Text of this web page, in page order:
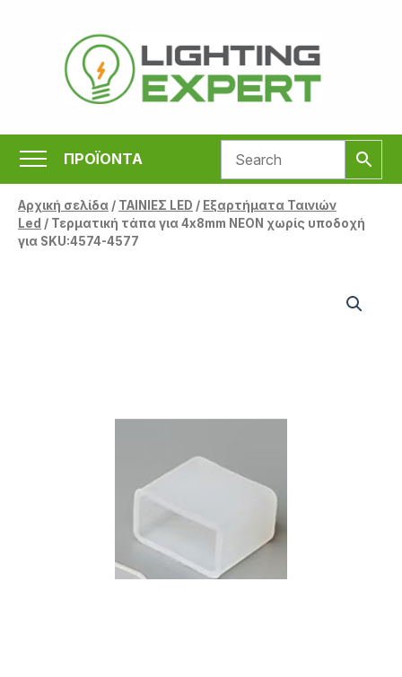
περιεχόμενο
ΠΡΟΪΟΝΤΑ
Αρχική σελίδα/ ΤΑΙΝΙΕΣ LED / Εξαρτήματα Ταινιών
Led / Τερματική τάπα για 4x8mm NEON χωρίς υποδοχή
για SKU:4574-4577